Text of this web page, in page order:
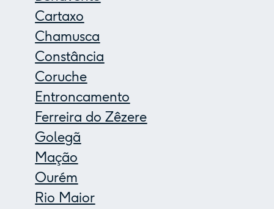
Cartaxo
Chamusca
Constância
Coruche
Entroncamento
Ferreira do Zêzere
Golegã
Mação
Ourém
Rio Maior